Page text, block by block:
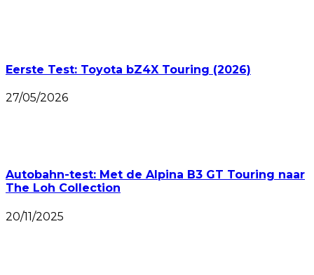
Eerste Test: Toyota bZ4X Touring (2026)
27/05/2026
Autobahn-test: Met de Alpina B3 GT Touring naar
The Loh Collection
20/11/2025